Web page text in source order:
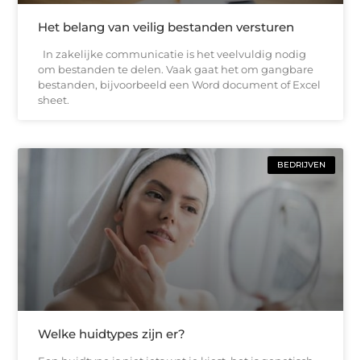
Het belang van veilig bestanden versturen
In zakelijke communicatie is het veelvuldig nodig
om bestanden te delen. Vaak gaat het om gangbare
bestanden, bijvoorbeeld een Word document of Excel
sheet.
BEDRIJVEN
Welke huidtypes zijn er?